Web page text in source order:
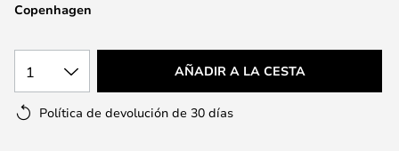
Copenhagen
1 AÑADIR A LA CESTA
Política de devolución de 30 días